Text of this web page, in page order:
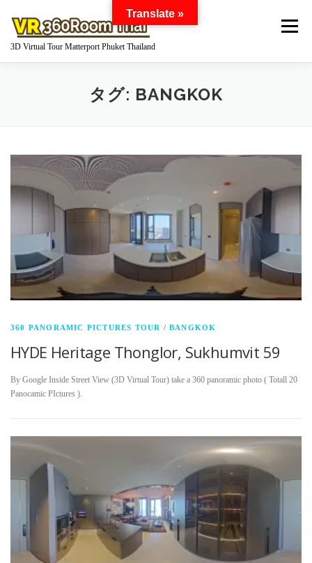
ツ
3D Virtual Tour Matterport Phuket Thailand
メニュー
WHAT IS MATTERPORT?
GOOGLE STREET VIEW 360 VIRTUAL TOUR
360 DEGREE PANORAMA WORKS Q AND A
PRICE ABOUT US INQUIRY
タグ: BANGKOK
360 PANORAMIC PICTURES TOUR /BANGKOK
HYDE Heritage Thonglor, Sukhumvit 59
By Google Inside Street View (3D Virtual Tour) take a 360 panoramic photo ( Totall 20
Panocamic PIctures ).
Translate »